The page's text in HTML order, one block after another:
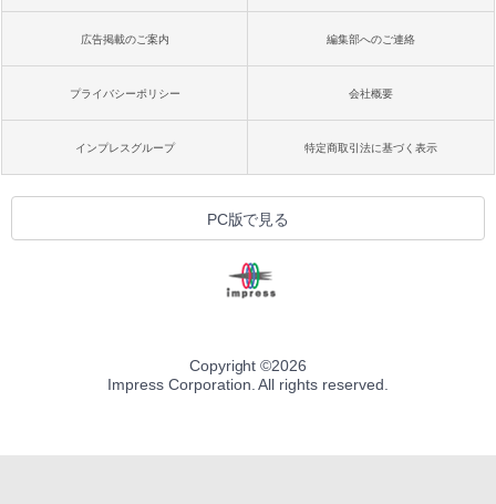
広告掲載のご案内 編集部へのご連絡
プライバシーポリシー 会社概要
インプレスグループ 特定商取引法に基づく表示
PC版で見る
Copyright ©2026
Impress Corporation. All rights reserved.